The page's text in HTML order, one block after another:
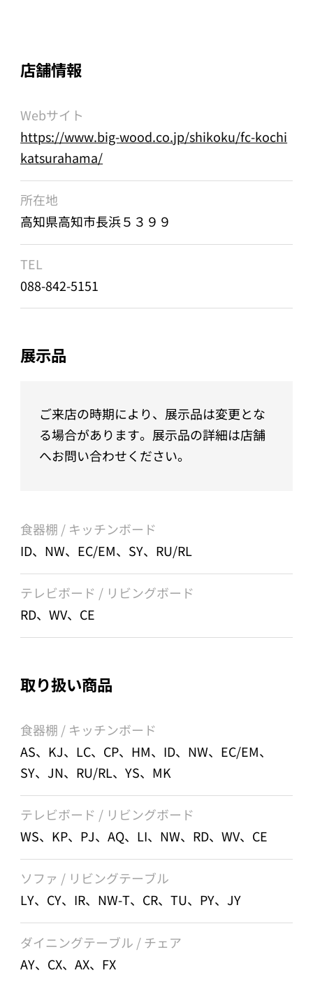
店舗情報
Webサイト
https://www.big-wood.co.jp/shikoku/fc-kochi
katsurahama/
所在地
高知県高知市長浜５３９９
TEL
088-842-5151
展示品
ご来店の時期により、展示品は変更とな
る場合があります。展示品の詳細は店舗
へお問い合わせください。
食器棚 / キッチンボード
ID、NW、EC/EM、SY、RU/RL
テレビボード / リビングボード
RD、WV、CE
取り扱い商品
食器棚 / キッチンボード
AS、KJ、LC、CP、HM、ID、NW、EC/EM、
SY、JN、RU/RL、YS、MK
テレビボード / リビングボード
WS、KP、PJ、AQ、LI、NW、RD、WV、CE
ソファ / リビングテーブル
LY、CY、IR、NW-T、CR、TU、PY、JY
ダイニングテーブル / チェア
AY、CX、AX、FX